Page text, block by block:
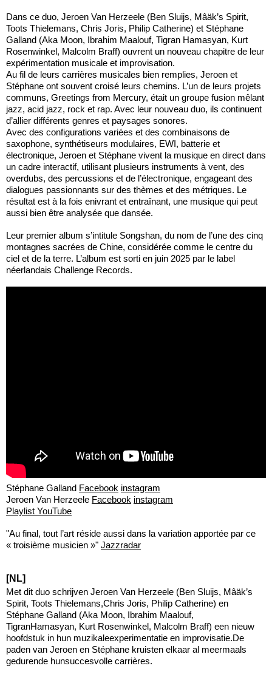
Dans ce duo, Jeroen Van Herzeele (Ben Sluijs, Mâäk’s Spirit,
Toots Thielemans, Chris Joris, Philip Catherine) et Stéphane
Galland (Aka Moon, Ibrahim Maalouf, Tigran Hamasyan, Kurt
Rosenwinkel, Malcolm Braff) ouvrent un nouveau chapitre de leur
expérimentation musicale et improvisation.
Au fil de leurs carrières musicales bien remplies, Jeroen et
Stéphane ont souvent croisé leurs chemins. L’un de leurs projets
communs, Greetings from Mercury, était un groupe fusion mêlant
jazz, acid jazz, rock et rap. Avec leur nouveau duo, ils continuent
d’allier différents genres et paysages sonores.
Avec des configurations variées et des combinaisons de
saxophone, synthétiseurs modulaires, EWI, batterie et
électronique, Jeroen et Stéphane vivent la musique en direct dans
un cadre interactif, utilisant plusieurs instruments à vent, des
overdubs, des percussions et de l’électronique, engageant des
dialogues passionnants sur des thèmes et des métriques. Le
résultat est à la fois enivrant et entraînant, une musique qui peut
aussi bien être analysée que dansée.
Leur premier album s’intitule Songshan, du nom de l’une des cinq
montagnes sacrées de Chine, considérée comme le centre du
ciel et de la terre. L’album est sorti en juin 2025 par le label
néerlandais Challenge Records.
Stéphane Galland Facebook instagram
Jeroen Van Herzeele Facebook instagram
Playlist YouTube
"Au final, tout l’art réside aussi dans la variation apportée par ce
« troisième musicien »" Jazzradar
[NL]
Met dit duo schrijven Jeroen Van Herzeele (Ben Sluijs, Mâäk’s
Spirit, Toots Thielemans,Chris Joris, Philip Catherine) en
Stéphane Galland (Aka Moon, Ibrahim Maalouf,
TigranHamasyan, Kurt Rosenwinkel, Malcolm Braff) een nieuw
hoofdstuk in hun muzikaleexperimentatie en improvisatie.De
paden van Jeroen en Stéphane kruisten elkaar al meermaals
gedurende hunsuccesvolle carrières.